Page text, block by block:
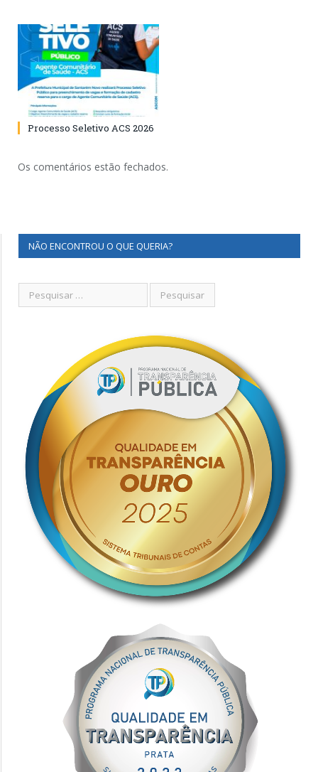
Processo Seletivo ACS 2026
Os comentários estão fechados.
NÃO ENCONTROU O QUE QUERIA?